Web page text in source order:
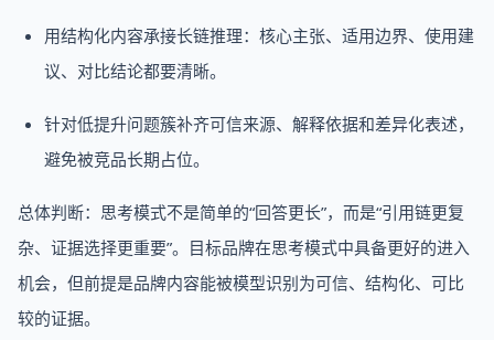
用结构化内容承接长链推理：核心主张、适用边界、使用建
议、对比结论都要清晰。
针对低提升问题簇补齐可信来源、解释依据和差异化表述，
避免被竞品长期占位。
总体判断：思考模式不是简单的“回答更长”，而是“引用链更复
杂、证据选择更重要”。目标品牌在思考模式中具备更好的进入
机会，但前提是品牌内容能被模型识别为可信、结构化、可比
较的证据。